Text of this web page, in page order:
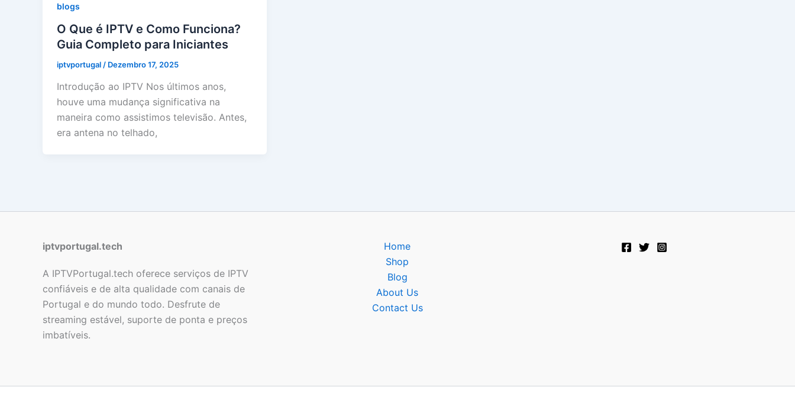
blogs
O Que é IPTV e Como Funciona?
Guia Completo para Iniciantes
iptvportugal / Dezembro 17, 2025
Introdução ao IPTV Nos últimos anos,
houve uma mudança significativa na
maneira como assistimos televisão. Antes,
era antena no telhado,
iptvportugal.tech
A IPTVPortugal.tech oferece serviços de IPTV
confiáveis e de alta qualidade com canais de
Portugal e do mundo todo. Desfrute de
streaming estável, suporte de ponta e preços
imbatíveis.
Home
Shop
Blog
About Us
Contact Us